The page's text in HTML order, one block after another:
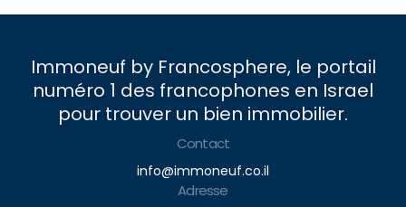
Immoneuf by Francosphere, le portail
numéro 1 des francophones en Israel
pour trouver un bien immobilier.
Contact
info@immoneuf.co.il
Adresse